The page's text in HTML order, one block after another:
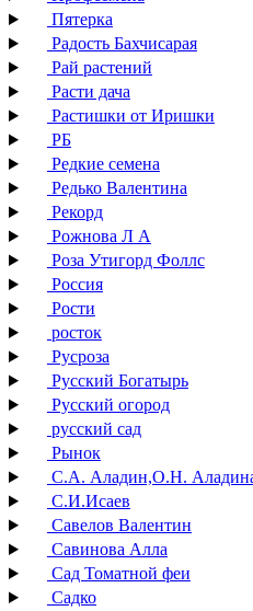
Пятерка
Радость Бахчисарая
Рай растений
Расти дача
Растишки от Иришки
РБ
Редкие семена
Редько Валентина
Рекорд
Рожнова Л А
Роза Утигорд Фоллс
Россия
Рости
росток
Русроза
Русский Богатырь
Русский огород
русский сад
Рынок
С.А. Аладин,О.Н.
С.И.Исаев
Савелов Валентин
Савинова Алла
Сад Томатной феи
Садко